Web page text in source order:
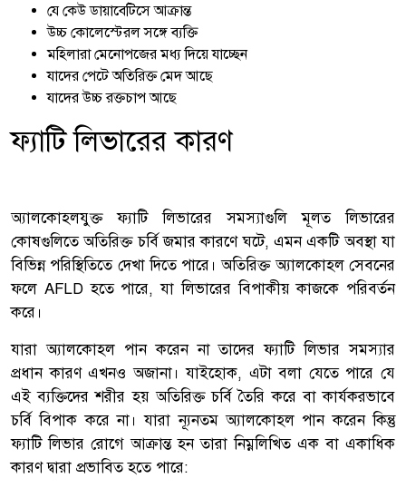
যে কেউ ডায়াবেটিসে আক্রান্ত
উচ্চ কোলেস্টেরল সঙ্গে ব্যক্তি
মহিলারা মেনোপজের মধ্য দিয়ে যাচ্ছেন
যাদের পেটে অতিরিক্ত মেদ আছে
যাদের উচ্চ রক্তচাপ আছে
ফ্যাটি লিভারের কারণ
অ্যালকোহলযুক্ত ফ্যাটি লিভারের সমস্যাগুলি মূলত লিভারের
কোষগুলিতে অতিরিক্ত চর্বি জমার কারণে ঘটে, এমন একটি অবস্থা যা
বিভিন্ন পরিস্থিতিতে দেখা দিতে পারে। অতিরিক্ত অ্যালকোহল সেবনের
ফলে AFLD হতে পারে, যা লিভারের বিপাকীয় কাজকে পরিবর্তন
করে।
যারা অ্যালকোহল পান করেন না তাদের ফ্যাটি লিভার সমস্যার
প্রধান কারণ এখনও অজানা। যাইহোক, এটা বলা যেতে পারে যে
এই ব্যক্তিদের শরীর হয় অতিরিক্ত চর্বি তৈরি করে বা কার্যকরভাবে
চর্বি বিপাক করে না। যারা ন্যূনতম অ্যালকোহল পান করেন কিন্তু
ফ্যাটি লিভার রোগে আক্রান্ত হন তারা নিম্নলিখিত এক বা একাধিক
কারণ দ্বারা প্রভাবিত হতে পারে: